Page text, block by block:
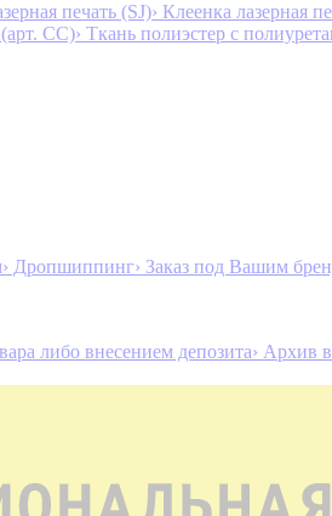
печать (SJ)› Клеенка лазерная
CC)› Ткань полиэстер с
› Дропшиппинг› Заказ под Вашим
либо внесением депозита› Архив